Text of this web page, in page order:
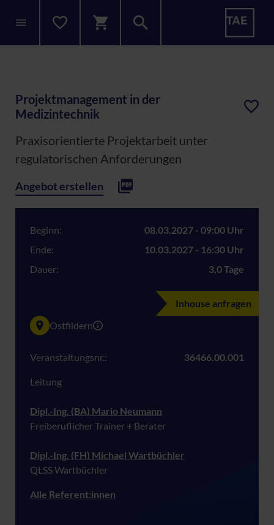
Projektmanagement in der
Medizintechnik
Praxisorientierte Projektarbeit unter
regulatorischen Anforderungen
Angebot erstellen
Beginn:
08.03.2027 - 09:00 Uhr
Ende:
10.03.2027 - 16:30 Uhr
Dauer:
3,0 Tage
Inhouse anfragen
Ostfildern
Veranstaltungsnr.: 36466.00.001
Leitung
Dipl.-Ing. (BA) Mario Neumann
Freiberuflicher Trainer + Berater
Dipl.-Ing. (FH) Michael Wartbüchler
QLSS Wartbüchler
Alle Referent:innen